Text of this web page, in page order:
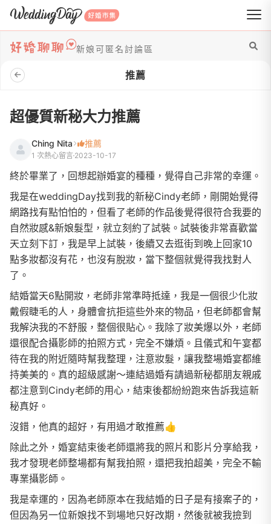
WeddingDay 好婚市集
新娘可匿名討論區
推薦
超優質新秘大力推薦
Ching Nita 推薦
1 次熱心留言 2023-10-17
終於畢業了，回想起辦婚宴的種種，覺得自己非常的幸運。
我是在weddingDay找到我的新秘Cindy老師，剛開始覺得
網路找有點怕怕的，但看了老師的作品後覺得很符合我要的
自然妝感&新娘髮型，就立刻約了試裝。試裝後非常喜歡當
天立刻下訂，我是早上試裝，後續又去逛街到晚上回家10
點多妝都沒有花，也沒有脫妝，當下整個就覺得我找對人
了。
結婚當天6點開妝，老師非常準時抵達，我是一個很少化妝
戴假睫毛的人，身體會抗拒這些外來的物品，但老師都會幫
我解決我的不舒服，整個很貼心。我除了妝美爆以外，老師
還很配合攝影師的拍照方式，完全不嫌煩。且儀式和午宴都
待在我的附近隨時幫我整理，注意妝髮，讓我整場婚宴都維
持美美的。真的超級感謝～連結過婚有請過新秘都朋友親戚
都注意到Cindy老師的用心，結束後都紛紛跑來告訴我這新
秘真好。
沒錯，他真的超好，有用過才敢推薦👍
除此之外，婚宴結束後老師還將我的照片和影片分享給我，
我才發現老師整場都有幫我拍照，還把我拍超美，完全不輸
專業攝影師。
我是幸運的，因為老師原本在我結婚的日子是有接案子的，
但因為另一位新娘找不到場地只好改期，然後就被我撿到